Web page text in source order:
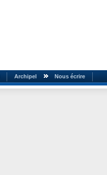
Archipel Nous écrire